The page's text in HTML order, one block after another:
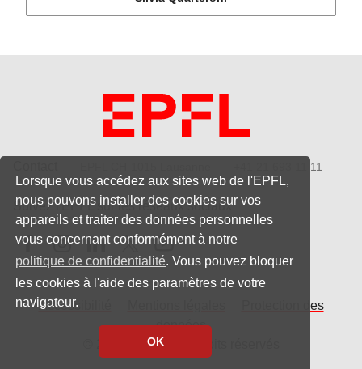
Lorsque vous accédez aux sites web de l'EPFL,
nous pouvons installer des cookies sur vos
appareils et traiter des données personnelles
vous concernant conformément à notre
politique de confidentialité. Vous pouvez bloquer
les cookies à l'aide des paramètres de votre
navigateur.
OK
+41 21 693 11 11
Suivez l'EPFL sur les réseaux sociaux
Follow us on Facebook
Follow us on Instagram
Follow us on LinkedIn
Follow us on X
Follow us on Youtube
Accessibilité
Protection des
données
© 2023 EPFL, tous droits réservés